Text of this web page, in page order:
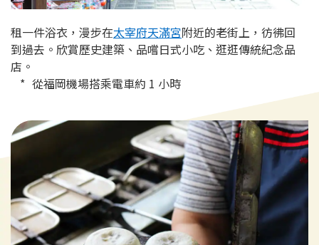
租一件浴衣，漫步在太宰府天滿宮附近的老街上，彷彿回
到過去。欣賞歷史建築、品嚐日式小吃、逛逛傳統紀念品
店。
從福岡機場搭乘電車約 1 小時